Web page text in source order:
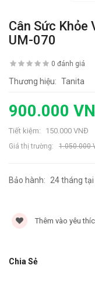
Cân Sức Khỏe
UM-070
0 đánh giá
Thương hiệu: Tanita
900.000
Tiết kiệm: 150.000 VNĐ
Giá thị trường: 1.050.000
Bảo hành: 24 tháng
Thêm vào yêu
Chia Sẻ